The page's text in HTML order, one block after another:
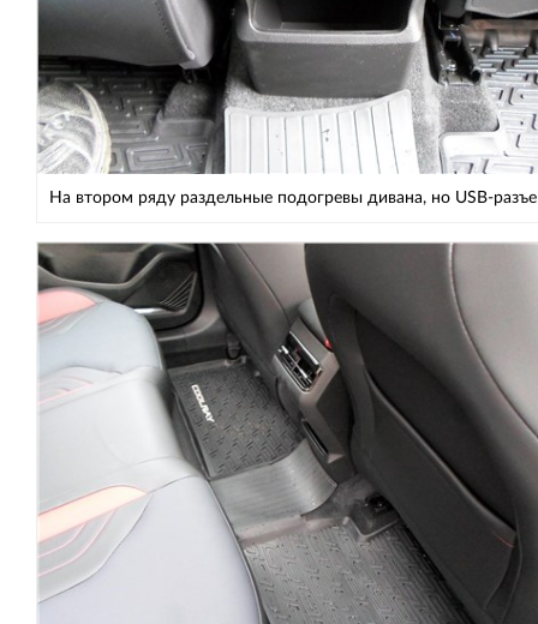
На втором ряду раздельные подогревы дивана, но USB-